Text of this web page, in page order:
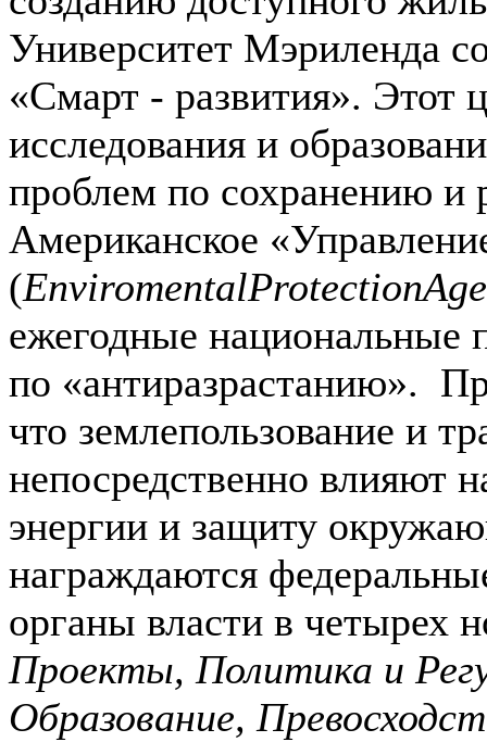
Университет Мэриленда
«Смарт - развития». Этот
исследования и
проблем по сохранению и
Американское
(EnviromentalProtection
ежегодные
по «антиразрастанию».
что землепользование и
непосредственно влияют
энергии и защиту
награждаются
органы власти в четырех
Проекты, Политика и
Образование,